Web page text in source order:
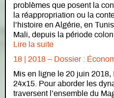
problèmes que posent la
la réappropriation ou la
l’histoire en Algérie, en
Mali, depuis la période
Lire la suite
18 | 2018 – Dossier :
Mis en ligne le 20 juin
24x15. Pour aborder les
traversent l’ensemble du